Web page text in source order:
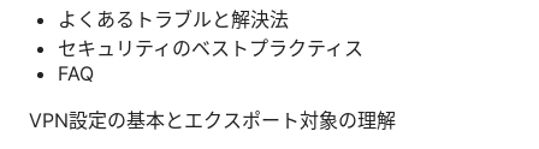
よくあるトラブルと解決法
セキュリティのベストプラクティス
FAQ
VPN設定の基本とエクスポート対象の理解